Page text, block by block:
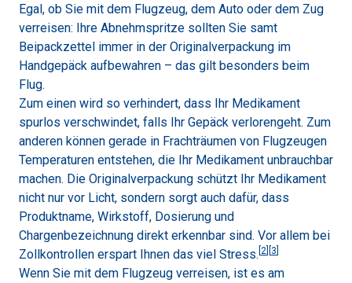
Egal, ob Sie mit dem Flugzeug, dem Auto oder dem Zug
verreisen: Ihre Abnehmspritze sollten Sie samt
Beipackzettel immer in der Originalverpackung im
Handgepäck aufbewahren – das gilt besonders beim
Flug.
Zum einen wird so verhindert, dass Ihr Medikament
spurlos verschwindet, falls Ihr Gepäck verlorengeht. Zum
anderen können gerade in Frachträumen von Flugzeugen
Temperaturen entstehen, die Ihr Medikament unbrauchbar
machen. Die Originalverpackung schützt Ihr Medikament
nicht nur vor Licht, sondern sorgt auch dafür, dass
Produktname, Wirkstoff, Dosierung und
Chargenbezeichnung direkt erkennbar sind. Vor allem bei
Zollkontrollen erspart Ihnen das viel Stress. 2 3
Wenn Sie mit dem Flugzeug verreisen, ist es am